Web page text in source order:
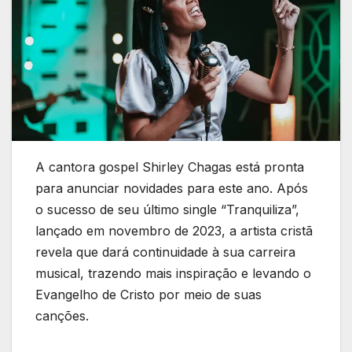
A cantora gospel Shirley Chagas está pronta
para anunciar novidades para este ano. Após
o sucesso de seu último single “Tranquiliza”,
lançado em novembro de 2023, a artista cristã
revela que dará continuidade à sua carreira
musical, trazendo mais inspiração e levando o
Evangelho de Cristo por meio de suas
canções.